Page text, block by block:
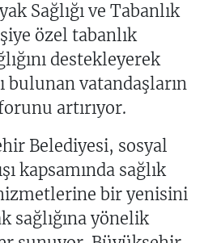
Sağlığı ve Tabanlık
özel tabanlık
destekleyerek
bulunan vatandaşların
artırıyor.
Belediyesi, sosyal
kapsamında sağlık
bir yenisini
sağlığına yönelik